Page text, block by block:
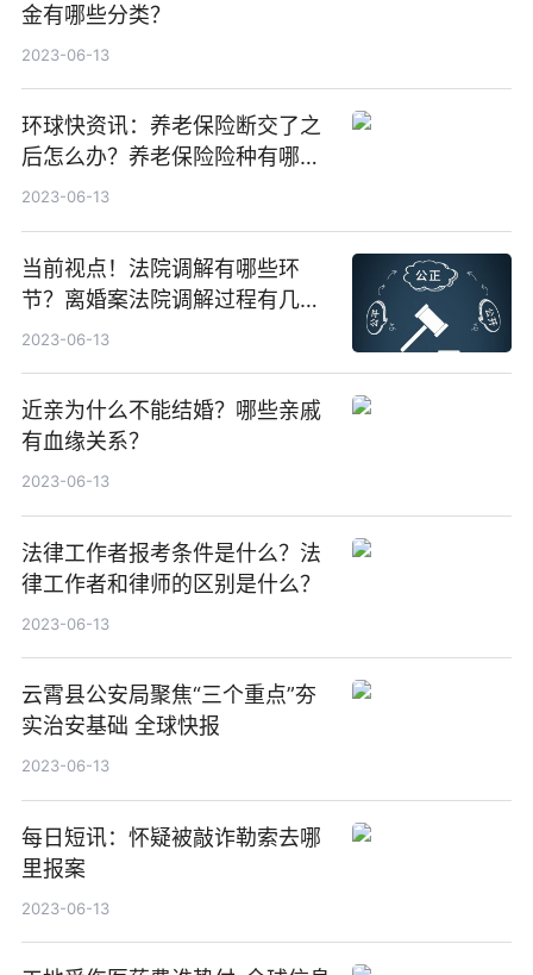
金有哪些分类？
2023-06-13
环球快资讯：养老保险断交了之
后怎么办？养老保险险种有哪
些？
2023-06-13
当前视点！法院调解有哪些环
节？离婚案法院调解过程有几个
阶段？
2023-06-13
近亲为什么不能结婚？哪些亲戚
有血缘关系？
2023-06-13
法律工作者报考条件是什么？法
律工作者和律师的区别是什么？
2023-06-13
云霄县公安局聚焦“三个重点”夯
实治安基础 全球快报
2023-06-13
每日短讯：怀疑被敲诈勒索去哪
里报案
2023-06-13